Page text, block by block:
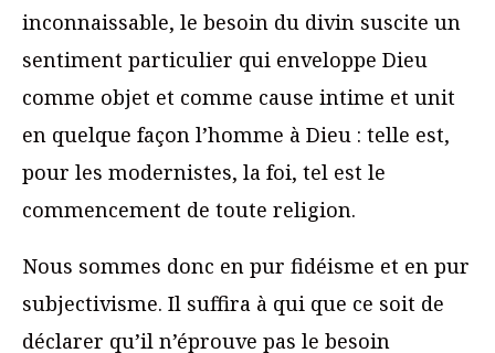
inconnaissable, le besoin du divin suscite un
sentiment particulier qui enveloppe Dieu
comme objet et comme cause intime et unit
en quelque façon l’homme à Dieu : telle est,
pour les modernistes, la foi, tel est le
commencement de toute religion.
Nous sommes donc en pur fidéisme et en pur
subjectivisme. Il suffira à qui que ce soit de
déclarer qu’il n’éprouve pas le besoin